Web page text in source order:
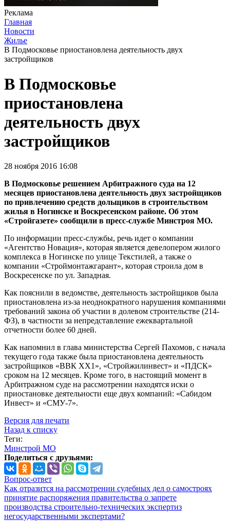
Реклама
Главная
Новости
Жилье
В Подмосковье приостановлена деятельность двух
застройщиков
В Подмосковье
приостановлена
деятельность двух
застройщиков
28 ноября 2016 16:08
В Подмосковье решением Арбитражного суда на 12
месяцев приостановлена деятельность двух застройщиков
по привлечению средств дольщиков в строительством
жилья в Ногинске и Воскресенском районе. Об этом
«Стройгазете» сообщили в пресс-службе Минстроя МО.
По информации пресс-службы, речь идет о компании
«Агентство Новация», которая является девелопером жилого
комплекса в Ногинске по улице Текстилей, а также о
компании «Строймонтажгарант», которая строила дом в
Воскресенске по ул. Западная.
Как пояснили в ведомстве, деятельность застройщиков была
приостановлена из-за неоднократного нарушения компаниями
требований закона об участии в долевом строительстве (214-
ФЗ), в частности за непредставление ежеквартальной
отчетности более 60 дней.
Как напомнил в глава министерства Сергей Пахомов, с начала
текущего года также была приостановлена деятельность
застройщиков «ВВК ХХ1», «Стройжилинвест» и «ПДСК»
сроком на 12 месяцев. Кроме того, в настоящий момент в
Арбитражном суде на рассмотрении находятся иски о
приостановке деятельности еще двух компаний: «Сабидом
Инвест» и «СМУ-7».
Версия для печати
Назад к списку
Теги:
Минстрой МО
Поделиться с друзьями:
Вопрос-ответ
Как отразится на рассмотрении судебных дел о самостроях
принятие распоряжения правительства о запрете
производства строительно-технических экспертиз
негосударственными экспертами?